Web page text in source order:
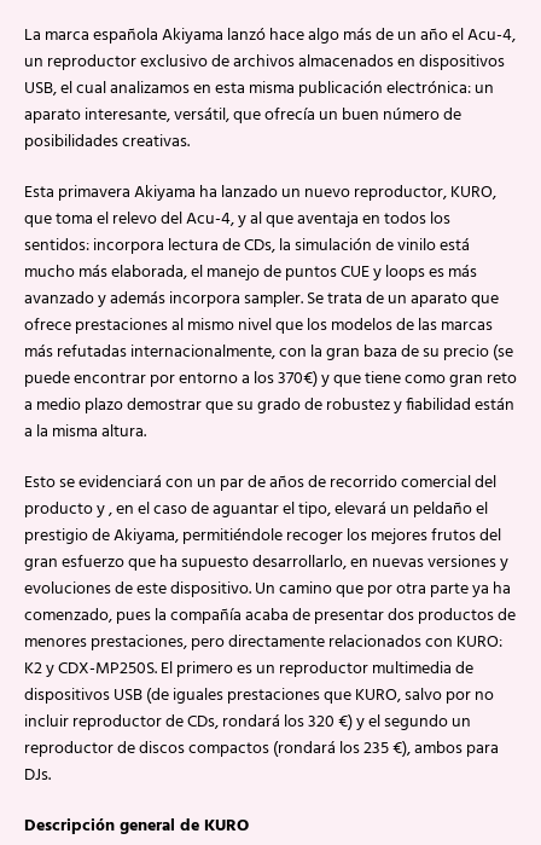
La marca española Akiyama lanzó hace algo más de un año el Acu-4,
un reproductor exclusivo de archivos almacenados en dispositivos
USB, el cual analizamos en esta misma publicación electrónica: un
aparato interesante, versátil, que ofrecía un buen número de
posibilidades creativas.
Esta primavera Akiyama ha lanzado un nuevo reproductor, KURO,
que toma el relevo del Acu-4, y al que aventaja en todos los
sentidos: incorpora lectura de CDs, la simulación de vinilo está
mucho más elaborada, el manejo de puntos CUE y loops es más
avanzado y además incorpora sampler. Se trata de un aparato que
ofrece prestaciones al mismo nivel que los modelos de las marcas
más refutadas internacionalmente, con la gran baza de su precio (se
puede encontrar por entorno a los 370€) y que tiene como gran reto
a medio plazo demostrar que su grado de robustez y fiabilidad están
a la misma altura.
Esto se evidenciará con un par de años de recorrido comercial del
producto y , en el caso de aguantar el tipo, elevará un peldaño el
prestigio de Akiyama, permitiéndole recoger los mejores frutos del
gran esfuerzo que ha supuesto desarrollarlo, en nuevas versiones y
evoluciones de este dispositivo. Un camino que por otra parte ya ha
comenzado, pues la compañía acaba de presentar dos productos de
menores prestaciones, pero directamente relacionados con KURO:
K2 y CDX-MP250S. El primero es un reproductor multimedia de
dispositivos USB (de iguales prestaciones que KURO, salvo por no
incluir reproductor de CDs, rondará los 320 €) y el segundo un
reproductor de discos compactos (rondará los 235 €), ambos para
DJs.
Descripción general de KURO